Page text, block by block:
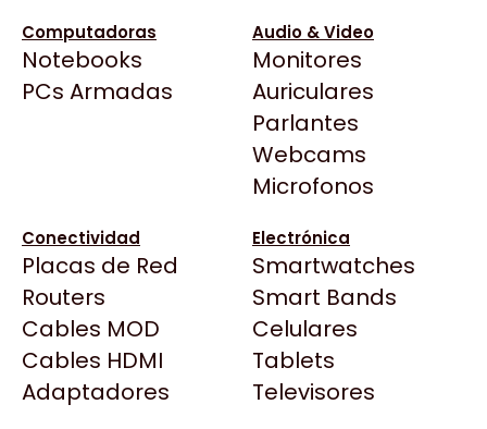
Computadoras
Notebooks
PCs Armadas
Audio & Video
Monitores
Auriculares
Parlantes
Webcams
Microfonos
Conectividad
Placas de Red
Routers
Cables MOD
Cables HDMI
Adaptadores
Electrónica
Smartwatches
Smart Bands
Celulares
Tablets
Televisores
BenQ
CX
Cooler Master
Deepcool
Dell
EVGA
Gamemax
Genesis
Genius
Todas las Tiendas
Click Gaming
Compufan Store
Dinobyte
Full H4rd
Gaming City
Gezatek
$1.120.888
Ver producto en la página de Integrados
Argentinos